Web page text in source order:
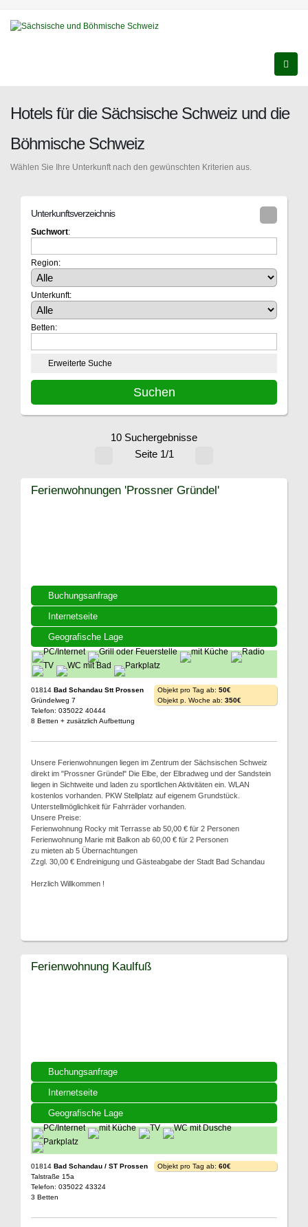
Hotels für die Sächsische Schweiz und die
Böhmische Schweiz
Wählen Sie Ihre Unterkunft nach den gewünschten Kriterien aus.
Unterkunftsverzeichnis
Suchwort:
Region:
Unterkunft:
Betten:
Erweiterte Suche
10 Suchergebnisse
Seite 1/1
Buchungsanfrage
Internetseite
Geografische Lage
Ferienwohnungen 'Prossner Gründel'
01814 Bad Schandau Stt Prossen
Gründelweg 7
Telefon: 035022 40444
8 Betten + zusätzlich Aufbettung
Objekt pro Tag ab: 50€
Objekt p. Woche ab: 350€
Unsere Ferienwohnungen liegen im Zentrum der Sächsischen Schweiz
direkt im "Prossner Gründel" Die Elbe, der Elbradweg und der Sandstein
liegen in Sichtweite und laden zu sportlichen Aktivitäten ein. WLAN
kostenlos vorhanden. PKW Stellplatz auf eigenem Grundstück.
Unterstellmöglichkeit für Fahrräder vorhanden.
Unsere Preise:
Ferienwohnung Rocky mit Terrasse ab 50,00 € für 2 Personen
Ferienwohnung Marie mit Balkon ab 60,00 € für 2 Personen
zu mieten ab 5 Übernachtungen
Zzgl. 30,00 € Endreinigung und Gästeabgabe der Stadt Bad Schandau
Herzlich Willkommen !
Buchungsanfrage
Internetseite
Geografische Lage
Ferienwohnung Kaulfuß
01814 Bad Schandau / ST Prossen
Talstraße 15a
Telefon: 035022 43324
3 Betten
Objekt pro Tag ab: 60€